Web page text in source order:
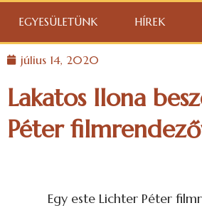
EGYESÜLETÜNK HÍREK
július 14, 2020
Lakatos Ilona
Péter
Egy este Lichter Péter